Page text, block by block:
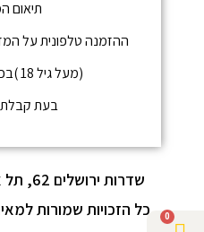
0
תיאום
ההזמנה טלפונית על
(מעל גיל 18 )בכתובת המשלוח
בעת
שדרות ירושלים 62, תל אביב יפו 03-6822305
כל הזכויות שמורות למאיר